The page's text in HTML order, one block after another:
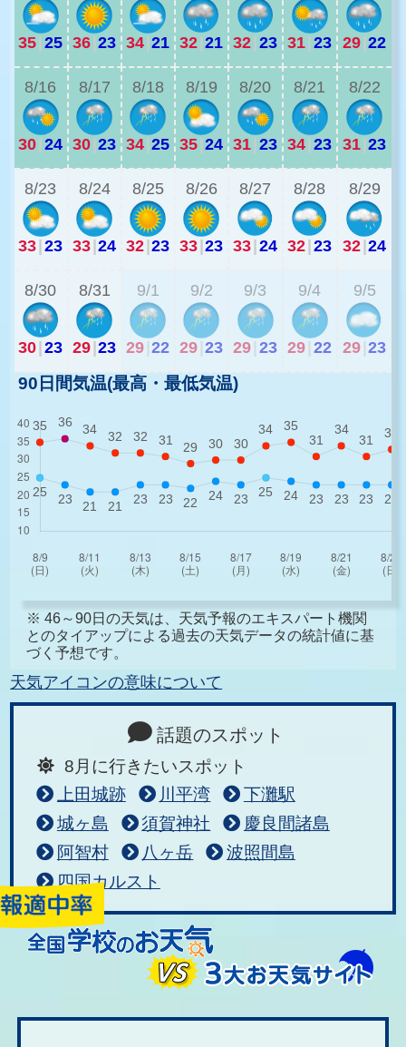
35|25 36|23 34|21 32|21 32|23 31|23 29|22
8/16
30|24
8/17
30|23
8/18
34|25
8/19
35|24
8/20
31|23
8/21
34|23
8/22
31|23
8/23
33|23
8/24
33|24
8/25
32|23
8/26
33|23
8/27
33|24
8/28
32|23
8/29
32|24
8/30
30|23
8/31
29|23
9/1
29 22
9/2
29 23
9/3
29 23
9/4
29 22
9/5
29 23
90日間気温(最高・最低気温)
※ 46～90日の天気は、天気予報のエキスパート機関
とのタイアップによる過去の天気データの統計値に基
づく予想です。
天気アイコンの意味について
話題のスポット
8月に行きたいスポット
上田城跡
川平湾
下灘駅
城ヶ島
須賀神社
慶良間諸島
阿智村
八ヶ岳
波照間島
四国カルスト